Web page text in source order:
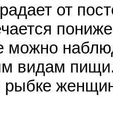
от
можно
видам
рыбке